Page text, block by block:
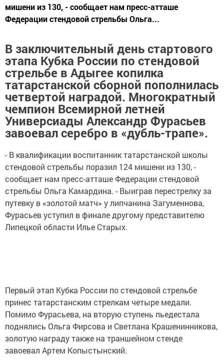
мишени из 130, - сообщает нам пресс-атташе
Федерации стендовой стрельбы Ольга...
В заключительный день стартового
этапа Кубка России по стендовой
стрельбе в Адыгее копилка
татарстанской сборной пополнилась
четвертой наградой. Многократный
чемпион Всемирной летней
Универсиады Александр Фурасьев
завоевал серебро в «дубль-трапе».
- В квалификации воспитанник татарстанской школы
стендовой стрельбы поразил 124 мишени из 130, -
сообщает нам пресс-атташе Федерации стендовой
стрельбы Ольга Камардина. - Выиграв перестрелку за
путевку в «золотой матч» у липчанина Загуменнова,
Фурасьев уступил в финале другому представителю
Липецкой области Илье Старых.
Первый этап Кубка России по стендовой стрельбе
принес татарстанским стрелкам четыре медали.
Помимо Фурасьева, на вторую ступень пьедестала
поднялись Ольга Фирсова и Светлана Крашенинникова,
золотую награду также на траншейном стенде
завоевал Артем Копыстынский.